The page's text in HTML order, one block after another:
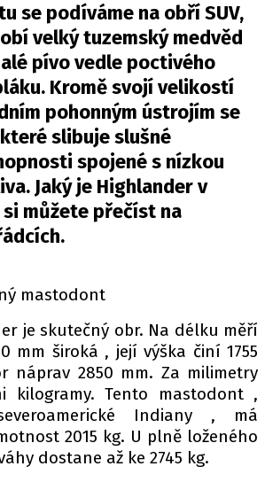
OSTATNÍ
TISKOVKY
ROZHOVORY
DAKAR
Z DOMOVA
ZE SVĚTA
MOTORSPORT
PIT LANE
FIA CEZ & POHÁRY
MEZINÁRODNÍ SCÉNA
NÁS NA|
fotku nebo video?
e-mail na autoroad.cz
se podíváme na obří SUV,
velký tuzemský medvěd
pívo vedle poctivého
Kromě svojí velikostí
pohonným ústrojím se
slibuje slušné
spojené s nízkou
Jaký je Highlander v
můžete přečíst na
mastodont
je skutečný obr. Na dél­ku mě­ří
mm ši­ro­ká , její výška činí 1755
ná­prav 2850 mm. Za milimetry
kilogramy. Tento mastodont ,
Indiany , má
2015 kg. U plně loženého
dostane až ke 2745 kg.